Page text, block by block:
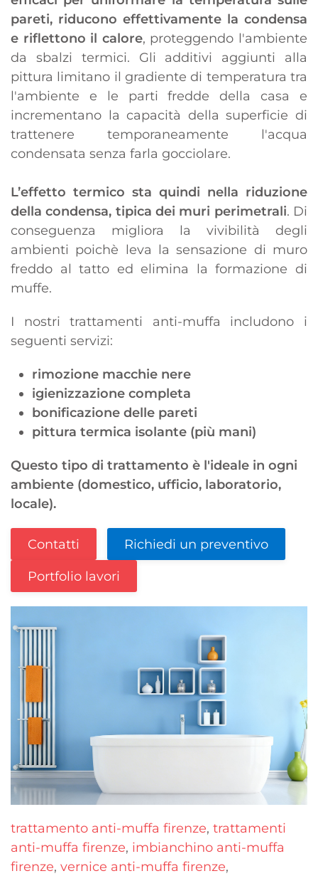
pareti, riducono effettivamente la condensa
e riflettono il calore, proteggendo l'ambiente
da sbalzi termici. Gli additivi aggiunti alla
pittura limitano il gradiente di temperatura tra
l'ambiente e le parti fredde della casa e
incrementano la capacità della superficie di
trattenere temporaneamente l'acqua
condensata senza farla gocciolare.
L’effetto termico sta quindi nella riduzione
della condensa, tipica dei muri perimetrali. Di
conseguenza migliora la vivibilità degli
ambienti poichè leva la sensazione di muro
freddo al tatto ed elimina la formazione di
muffe.
I nostri trattamenti anti-muffa includono i
seguenti servizi:
rimozione macchie nere
igienizzazione completa
bonificazione delle pareti
pittura termica isolante (più mani)
Questo tipo di trattamento è l'ideale in ogni
ambiente (domestico, ufficio, laboratorio,
locale).
Contatti Richiedi un preventivo
Portfolio lavori
trattamento anti-muffa firenze, trattamenti
anti-muffa firenze, imbianchino anti-muffa
firenze, vernice anti-muffa firenze,